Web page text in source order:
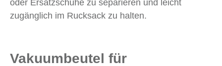
oder Ersatzschuhe zu separieren und leicht
zugänglich im Rucksack zu halten.
Vakuumbeutel für